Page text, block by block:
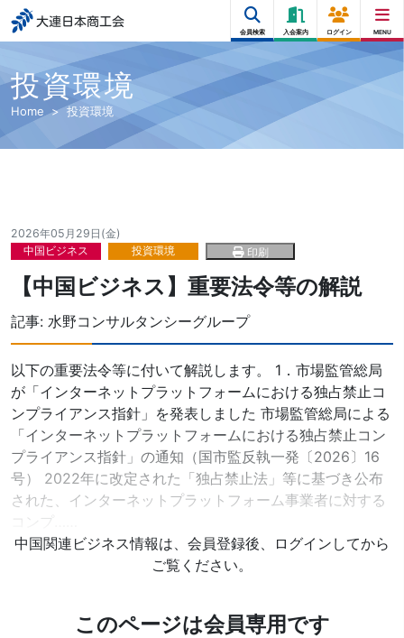
大連日本商工会
会員検索 入会案内 ログイン MENU
投資環境
Home 投資環境
2026年05月29日(金)
中国ビジネス
投資環境 印刷
【中国ビジネス】重要法令等の解説
記事: 水野コンサルタンシーグループ
以下の重要法令等に付いて解説します。 1．市場監管総局
が「インターネットプラットフォームにおける独占禁止コ
ンプライアンス指針」を発表しました 市場監管総局による
「インターネットプラットフォームにおける独占禁止コン
プライアンス指針」の通知（国市監反執一発〔2026〕16
号） 2022年に改定された「独占禁止法」等に基づき公布
された、インターネットプラットフォーム事業者に対する
コンプ……
中国関連ビジネス情報は、会員登録後、ログインしてから
ご覧ください。
このページは会員専用です